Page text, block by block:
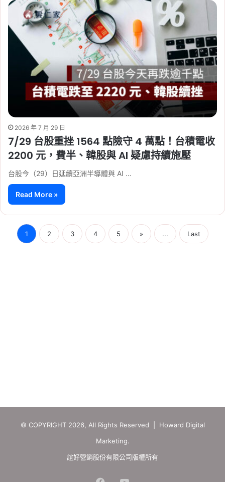
2026 年 7 月 29 日
7/29 台股重挫 1564 點險守 4 萬點！台積電收
2200 元，費半、韓股與 AI 疑慮持續施壓
台股今（29）日延續亞洲半導體與 AI …
Read More »
1 2 3 4 5 » ... Last
© COPYRIGHT 2026, All Rights Reserved | Howard Digital
Marketing.
誼好營銷股份有限公司版權所有